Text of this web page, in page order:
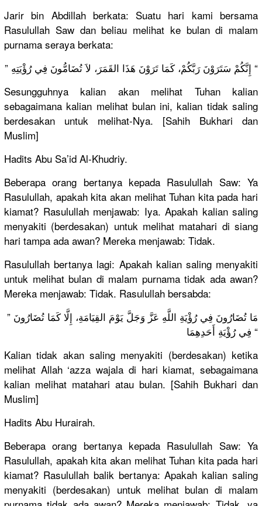
Jarir bin Abdillah berkata: Suatu hari kami bersama
Rasulullah Saw dan beliau melihat ke bulan di malam
purnama seraya berkata:
” إِنَّكُمْ سَتَرَوْنَ رَبَّكُمْ، كَمَا تَرَوْنَ هَذَا القَمَرَ، لاَ تُضَامُّونَ فِي رُؤْيَتِهِ “
Sesungguhnya kalian akan melihat Tuhan kalian
sebagaimana kalian melihat bulan ini, kalian tidak saling
berdesakan untuk melihat-Nya. [Sahih Bukhari dan
Muslim]
Hadits Abu Sa’id Al-Khudriy.
Beberapa orang bertanya kepada Rasulullah Saw: Ya
Rasulullah, apakah kita akan melihat Tuhan kita pada hari
kiamat? Rasulullah menjawab: Iya. Apakah kalian saling
menyakiti (berdesakan) untuk melihat matahari di siang
hari tampa ada awan? Mereka menjawab: Tidak.
Rasulullah bertanya lagi: Apakah kalian saling menyakiti
untuk melihat bulan di malam purnama tidak ada awan?
Mereka menjawab: Tidak. Rasulullah bersabda:
” مَا تُضَارُونَ فِي رُؤْيَةِ اللَّهِ عَزَّ وَجَلَّ يَوْمَ القِيَامَةِ، إِلَّا كَمَا تُضَارُونَ
فِي رُؤْيَةِ أَحَدِهِمَا “
Kalian tidak akan saling menyakiti (berdesakan) ketika
melihat Allah ‘azza wajala di hari kiamat, sebagaimana
kalian melihat matahari atau bulan. [Sahih Bukhari dan
Muslim]
Hadits Abu Hurairah.
Beberapa orang bertanya kepada Rasulullah Saw: Ya
Rasulullah, apakah kita akan melihat Tuhan kita pada hari
kiamat? Rasulullah balik bertanya: Apakah kalian saling
menyakiti (berdesakan) untuk melihat bulan di malam